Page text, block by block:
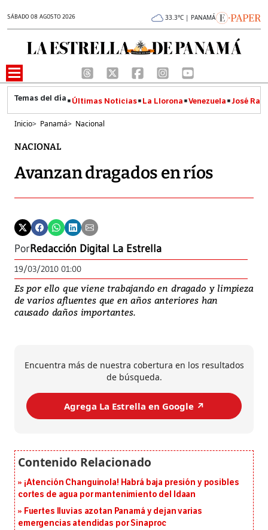
SÁBADO 08 AGOSTO 2026 33.3°C | PANAMÁ
Últimas Noticias La Llorona Venezuela José
Inicio> Panamá> Nacional
NACIONAL
Avanzan dragados en ríos
PorRedacción Digital La Estrella
19/03/2010 01:00
Es por ello que viene trabajando en dragado y limpieza
de varios afluentes que en años anteriores han
causado daños importantes.
Encuentra más de nuestra cobertura en los resultados
de búsqueda.
Agrega La Estrella en Google ↗️
¡Atención Changuinola! Habrá baja presión y posibles
cortes de agua por mantenimiento del Idaan
Fuertes lluvias azotan Panamá y dejan varias
emergencias atendidas por Sinaproc